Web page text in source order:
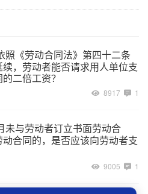
照《劳动合同法》第四十二条
，劳动者能否请求用人单位支
二倍工资？
8917 1
未与劳动者订立书面劳动合
合同的，是否应该向劳动者支
9005 1